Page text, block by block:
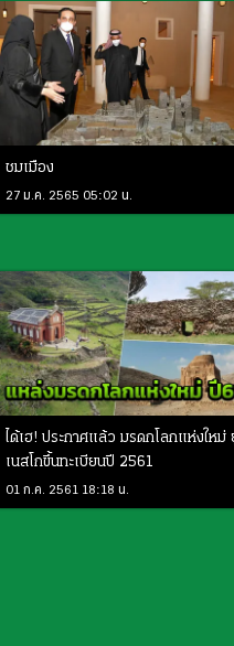
ชมเมือง
27 ม.ค. 2565 05:02 น.
ได้เฮ! ประกาศแล้ว มรดกโลกแห่งใหม่ ยู
เนสโกขึ้นทะเบียนปี 2561
01 ก.ค. 2561 18:18 น.